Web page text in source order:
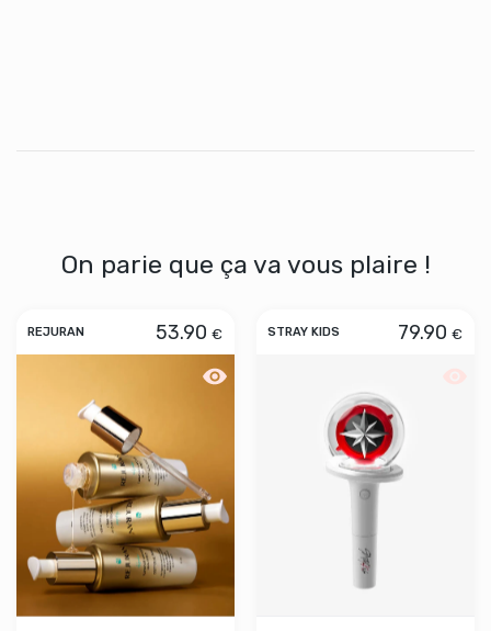
On parie que ça va vous plaire !
REJURAN 53.90 €
Aperçu rapide REJURAN Turn Over
STRAY KIDS 79.90 €